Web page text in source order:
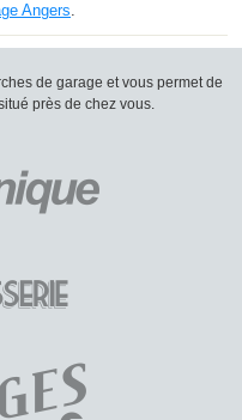
Angers.
de garage et vous permet de
près de chez vous.